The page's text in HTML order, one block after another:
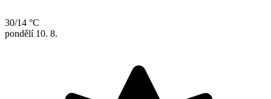
30/14 °C
pondělí 10. 8.